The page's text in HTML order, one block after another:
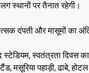
स्थानों पर तैनात रहेगी।
दंपती और मासूमों का
स्टेडियम, स्वतंत्रता दिवस
मसूरिया पहाड़ी, ढाबे,